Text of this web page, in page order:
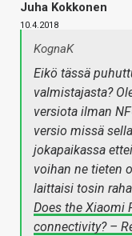
Juha Kokkonen
10.4.2018
KognaK
Eikö tässä
valmistajasta?
versiota ilman
versio missä
jokapaikassa
voihan ne tieten
laittaisi tosin
Does the Xiaomi
connectivity? –